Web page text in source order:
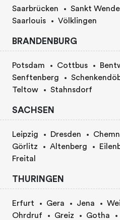
Saarbrücken Sankt Wendel
Saarlouis
Völklingen
BRANDENBURG
Potsdam Cottbus
Senftenberg
Teltow
Stahnsdorf
SACHSEN
Leipzig Dresden
Görlitz
Altenberg
Freital
THURINGEN
Erfurt Gera Jena
Ohrdruf
Greiz Gotha